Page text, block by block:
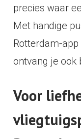
precies waar
Met handige
Rotterdam-
ontvang je ook
Voor